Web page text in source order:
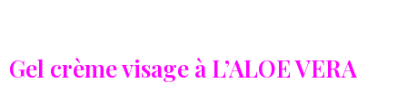
Gel crème visage à L’ALOE VERA